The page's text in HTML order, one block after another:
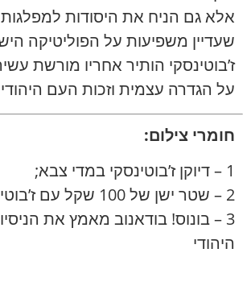
אלא גם הניח את היסודות למפלגות
שעדיין משפיעות על הפוליטיקה
ז’בוטינסקי הותיר אחריו מורשת
על הגדרה עצמית וזכות העם
חומרי צילום:
1 – דיוקן ז’בוטינסקי במדי צבא;
2 – שטר ישן של 100 שקל עם ז’בוטינסקי;
3 – בונוס! בודאנוב מאמץ את
היהודי